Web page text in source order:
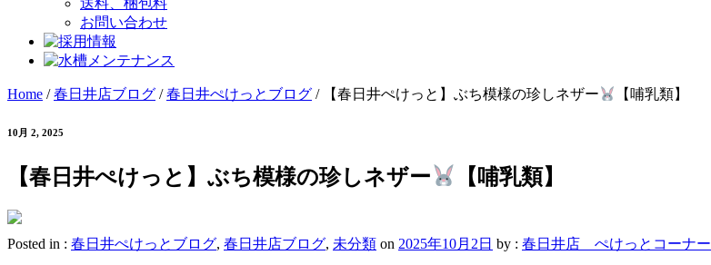
送料、梱包料
お問い合わせ
Home /春日井店ブログ /春日井ぺけっとブログ / 【春日井ぺけっと】ぶち模様の珍しネザー 【哺乳類】
10月 2, 2025
【春日井ぺけっと】ぶち模様の珍しネザー 【哺乳類】
Posted in : 春日井ぺけっとブログ, 春日井店ブログ, 未分類 on 2025年10月2日 by : 春日井店 ぺけっとコーナー